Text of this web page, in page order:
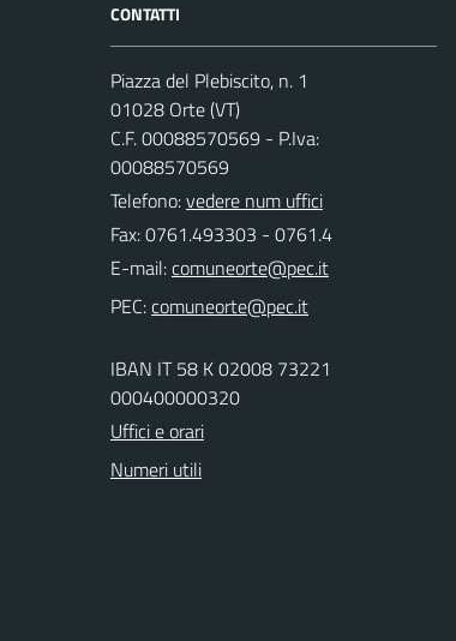
CONTATTI
Piazza del Plebiscito, n. 1
01028 Orte (VT)
C.F. 00088570569 - P.Iva:
00088570569
Telefono:vedere num uffici
Fax: 0761.493303 - 0761.4
E-mail:
PEC:
IBAN IT 58 K 02008 73221
000400000320
Uffici e orari
Numeri utili